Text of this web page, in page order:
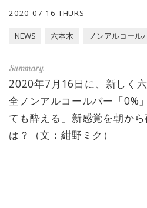
2020-07-16 THURS
NEWS 六本木 ノンアルコール
2020年7月16日に、新しく
全ノンアルコールバー「0%
ても酔える」新感覚を朝か
は？（文：紺野ミク）